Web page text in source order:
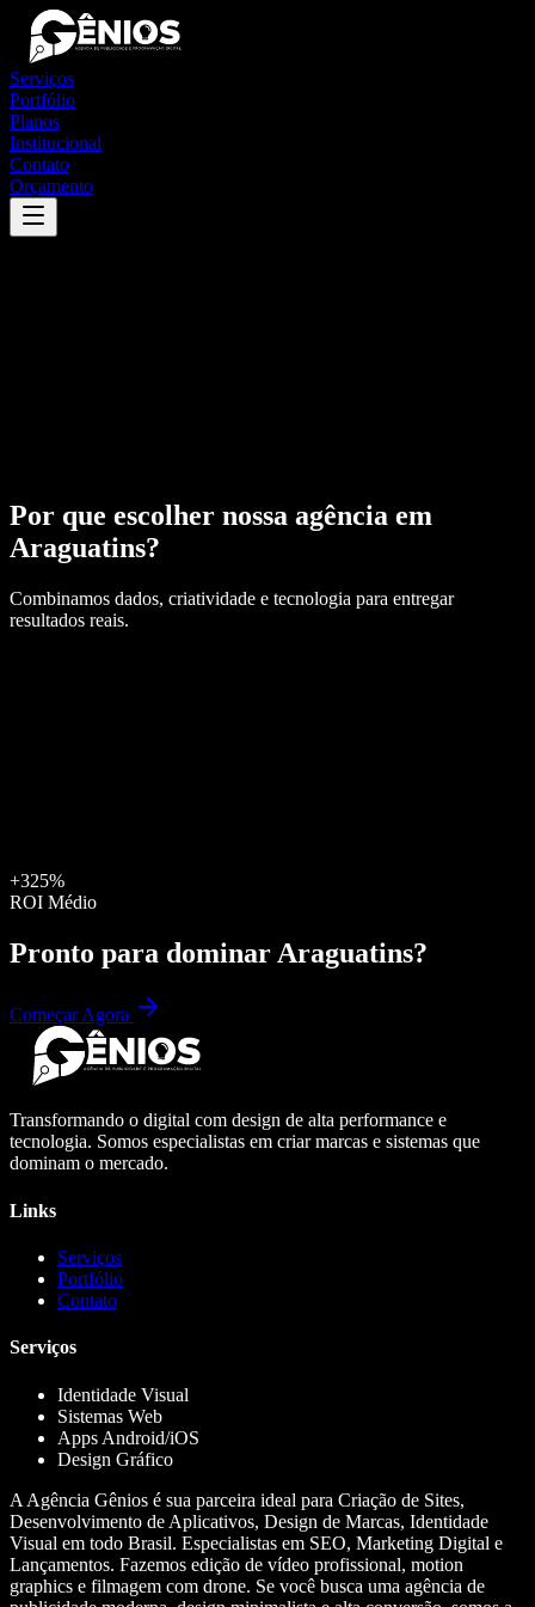
Serviços
Portfólio
Planos
Institucional
Contato
Orçamento
Por que escolher nossa agência em
Araguatins?
Combinamos dados, criatividade e tecnologia para entregar
resultados reais.
+325%
ROI Médio
Pronto para dominar Araguatins?
Começar Agora
Transformando o digital com design de alta performance e
tecnologia. Somos especialistas em criar marcas e sistemas que
dominam o mercado.
Links
Serviços
Portfólio
Contato
Serviços
Identidade Visual
Sistemas Web
Apps Android/iOS
Design Gráfico
A Agência Gênios é sua parceira ideal para Criação de Sites,
Desenvolvimento de Aplicativos, Design de Marcas, Identidade
Visual em todo Brasil. Especialistas em SEO, Marketing Digital e
Lançamentos. Fazemos edição de vídeo profissional, motion
graphics e filmagem com drone. Se você busca uma agência de